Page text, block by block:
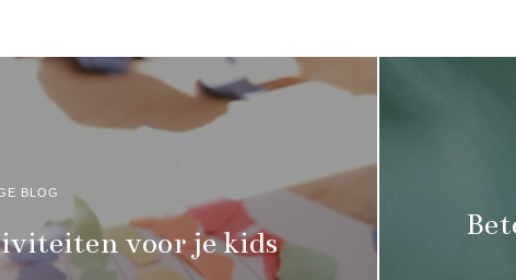
BLOG
voor je kids